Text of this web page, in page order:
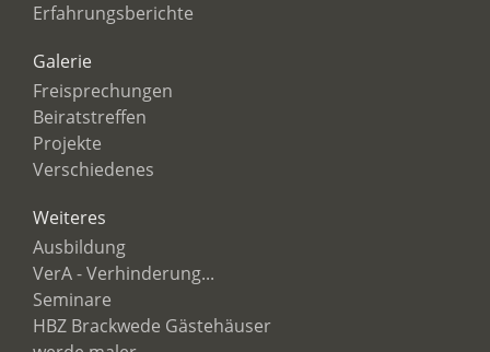
Erfahrungsberichte
Galerie
Freisprechungen
Beiratstreffen
Projekte
Verschiedenes
Weiteres
Ausbildung
VerA - Verhinderung...
Seminare
HBZ Brackwede Gästehäuser